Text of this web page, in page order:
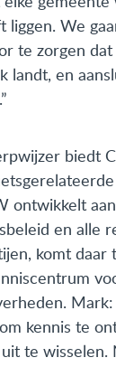
liggen. We
te zorgen
landt, en
biedt
ontwikkelt
en alle
komt daar
kennis te
te wisselen.